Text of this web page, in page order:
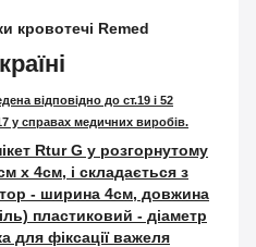
кровотечі Remed
відповідно до ст.19 і 52
у справах медичних виробів.
Rtur G у розгорнутому
х 4см, і складається з
- ширина 4см, довжина
пластиковий - діаметр
для фіксації важеля